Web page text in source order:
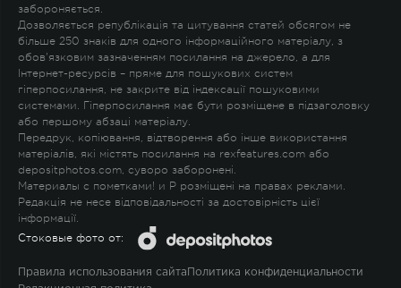
забороняється.
Дозволяється републікація та цитування статей обсягом не
більше 250 знаків для одного інформаційного матеріалу, з
обов'язковим зазначенням посилання на джерело, а для
Інтернет-ресурсів – пряме для пошукових систем
гіперпосилання, не закрите від індексації пошуковими
системами. Гіперпосилання має бути розміщене в підзаголовку
або першому абзаці матеріалу.
Передрук, копіювання, відтворення або інше використання
матеріалів, які містять посилання на rexfeatures.com або
depositphotos.com, суворо заборонені.
Материалы с пометками! и P розміщені на правах реклами.
Редакція не несе відповідальності за достовірність цієї
інформації.
Стоковые фото от:
Правила использования сайта Политика конфиденциальности